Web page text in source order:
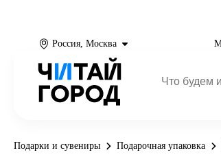
Россия, Москва
Подарки и сувениры Подарочная упаковка